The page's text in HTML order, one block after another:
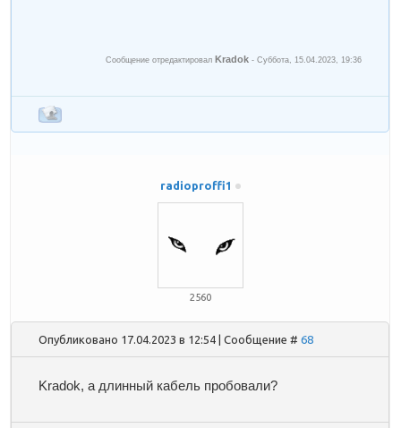
Сообщение отредактировал Kradok -Суббота, 15.04.2023, 19:36
radioproffi1
2560
Опубликовано 17.04.2023 в 12:54 | Сообщение #68
Kradok, а длинный кабель пробовали?